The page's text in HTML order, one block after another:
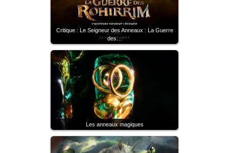
Critique : Le Seigneur des Anneaux : La Guerre
des…
Les anneaux magiques